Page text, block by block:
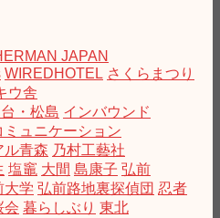
JAPAN
WIREDHOTEL さくらまつり
ウ舎
・松島 インバウンド
ミュニケーション
ル青森 乃村工藝社
塩竈 大間 島康子 弘前
大学 弘前路地裏探偵団 忍者
会 暮らしぶり 東北